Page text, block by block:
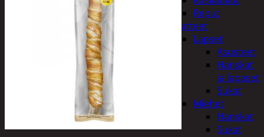
Reput
Vaatteet
Lapset
Asusteet
Hanskat
ja lapaset
Sukat
Miehet
Hanskat
Sukat